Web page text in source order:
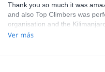
Thank you so much it was
and also Top Climbers was
organisation and the
Ver más